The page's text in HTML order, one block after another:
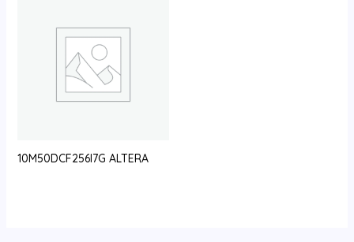
10M50DCF256I7G ALTERA